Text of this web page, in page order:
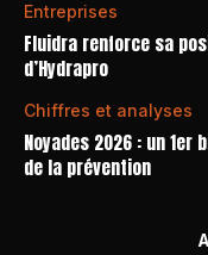
Entreprises
Fluidra renforce sa
d’Hydrapro
Chiffres et analyses
Noyades 2026 : un 1er
de la prévention